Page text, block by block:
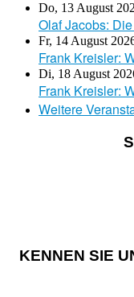
Do, 13 August
Olaf Jacobs:
Fr, 14 August
Frank Kreisler:
Di, 18 August
Frank Kreisler:
Weitere
KENNEN SIE